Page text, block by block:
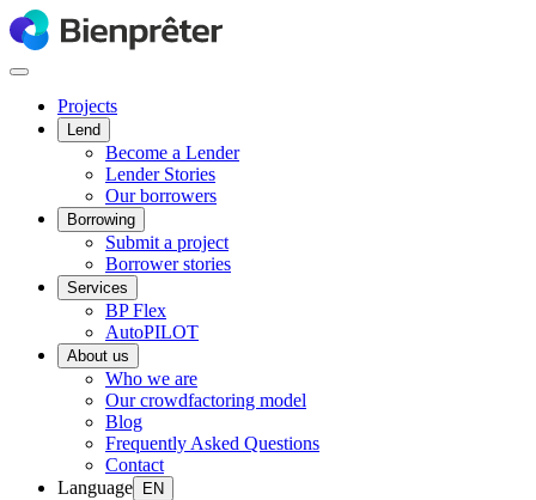
Projects
Lend
Become a Lender
Lender Stories
Our borrowers
Borrowing
Submit a project
Borrower stories
Services
BP Flex
AutoPILOT
About us
Who we are
Our crowdfactoring model
Blog
Frequently Asked Questions
Contact
Language
EN